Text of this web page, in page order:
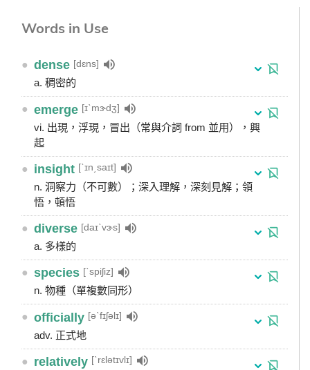
Words in Use
● dense [dɛns]
a. 稠密的
● emerge [ɪˋmɝdʒ]
vi. 出現，浮現，冒出（常與介詞 from 並用），興
起
● insight [ˋɪn͵saɪt]
n. 洞察力（不可數）；深入理解，深刻見解；領
悟，頓悟
● diverse [daɪˋvɝs]
a. 多樣的
● species [ˋspiʃiz]
n. 物種（單複數同形）
● officially [əˋfɪʃəlɪ]
adv. 正式地
● relatively [ˋrɛlətɪvlɪ]